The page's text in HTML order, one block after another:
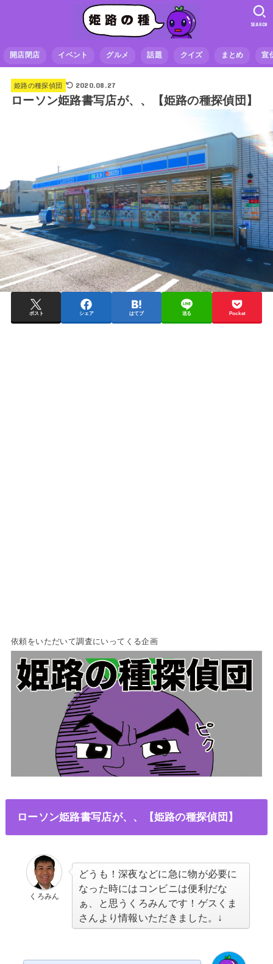
開店閉店 イベント グルメ 話題 クイズ まとめ 宣
SEARCH
姫路の種探偵団 2020.08.27
ローソン姫路書写店が、、【姫路の種探偵団】
ポスト シェア はてブ 送る Pocket
依頼をいただいて調査にいってくる企画
ローソン姫路書写店が、、【姫路の種探偵団】
くろみん
どうも！深夜などに急に物が必要に
なった時にはコンビニは便利だな
ぁ、と思うくろみんです！ゲスくま
さんより情報いただきました。↓